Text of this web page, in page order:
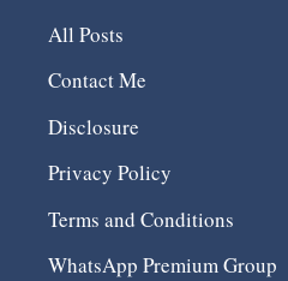
All Posts
Contact Me
Disclosure
Privacy Policy
Terms and Conditions
WhatsApp Premium Group